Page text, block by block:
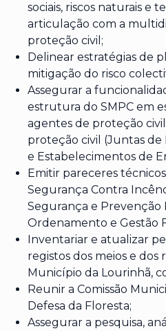
sociais, riscos naturais e
articulação com a
proteção civil;
Delinear estratégias de
mitigação do risco
Assegurar a
estrutura do SMPC em
agentes de proteção
proteção civil (Juntas de
e Estabelecimentos de
Emitir pareceres
Segurança Contra
Segurança e Prevenção
Ordenamento e Gestão
Inventariar e atualizar
registos dos meios e dos
Município da Lourinhã,
Reunir a Comissão
Defesa da Floresta;
Assegurar a pesquisa,